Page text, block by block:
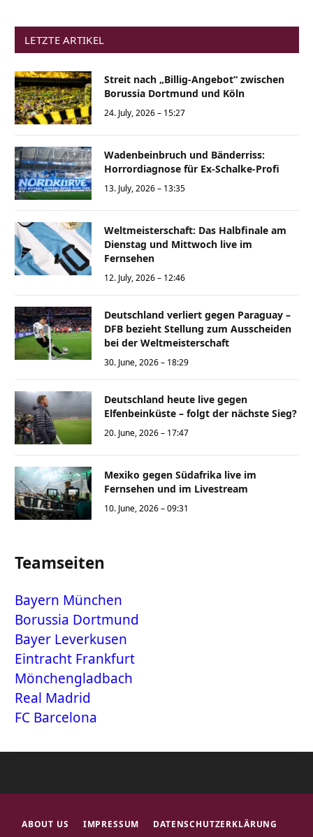
LETZTE ARTIKEL
Streit nach „Billig-Angebot“ zwischen
Borussia Dortmund und Köln
24. July, 2026 – 15:27
Wadenbeinbruch und Bänderriss:
Horrordiagnose für Ex-Schalke-Profi
13. July, 2026 – 13:35
Weltmeisterschaft: Das Halbfinale am
Dienstag und Mittwoch live im
Fernsehen
12. July, 2026 – 12:46
Deutschland verliert gegen Paraguay –
DFB bezieht Stellung zum Ausscheiden
bei der Weltmeisterschaft
30. June, 2026 – 18:29
Deutschland heute live gegen
Elfenbeinküste – folgt der nächste Sieg?
20. June, 2026 – 17:47
Mexiko gegen Südafrika live im
Fernsehen und im Livestream
10. June, 2026 – 09:31
Teamseiten
Bayern München
Borussia Dortmund
Bayer Leverkusen
Eintracht Frankfurt
Mönchengladbach
Real Madrid
FC Barcelona
ABOUT US IMPRESSUM DATENSCHUTZERKLÄRUNG